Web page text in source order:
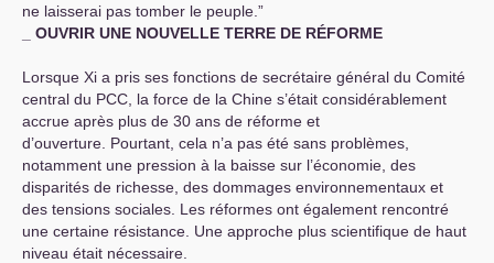
ne laisserai pas tomber le peuple.”
OUVRIR UNE NOUVELLE TERRE DE RÉFORME
Lorsque Xi a pris ses fonctions de secrétaire général du Comité
central du PCC , la force de la Chine s’était considérablement
accrue après plus de 30 ans de réforme et
d’ouverture. Pourtant, cela n’a pas été sans problèmes,
notamment une pression à la baisse sur l’économie, des
disparités de richesse, des dommages environnementaux et
des tensions sociales. Les réformes ont également rencontré
une certaine résistance. Une approche plus scientifique de haut
niveau était nécessaire.